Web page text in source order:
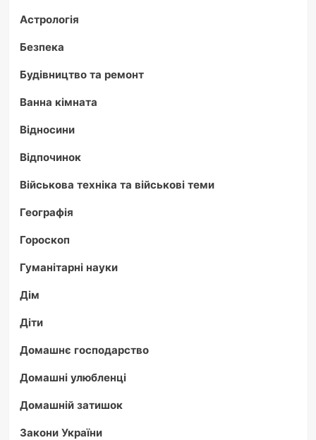
Астрологія
Безпека
Будівництво та ремонт
Ванна кімната
Відносини
Відпочинок
Військова техніка та військові теми
Географія
Гороскоп
Гуманітарні науки
Дім
Діти
Домашнє господарство
Домашні улюбленці
Домашній затишок
Закони України